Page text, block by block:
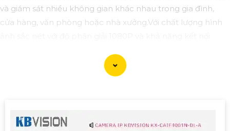
và giám sát nhiều không gian khác nhau trong gia đình,
cửa hàng, văn phòng hoặc nhà xưởng.Với chất lượng hình
xa thông qua ứng dụng trên điện thoại hoặc máy tính.